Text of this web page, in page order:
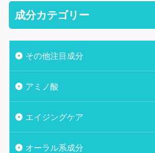
成分カテゴリー
その他注目成分
アミノ酸
エイジングケア
オーラル系成分